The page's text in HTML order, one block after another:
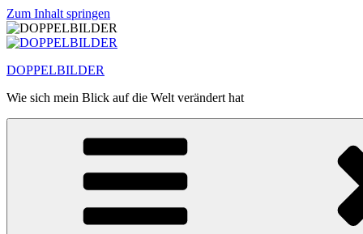
Zum Inhalt springen
DOPPELBILDER
Wie sich mein Blick auf die Welt verändert hat